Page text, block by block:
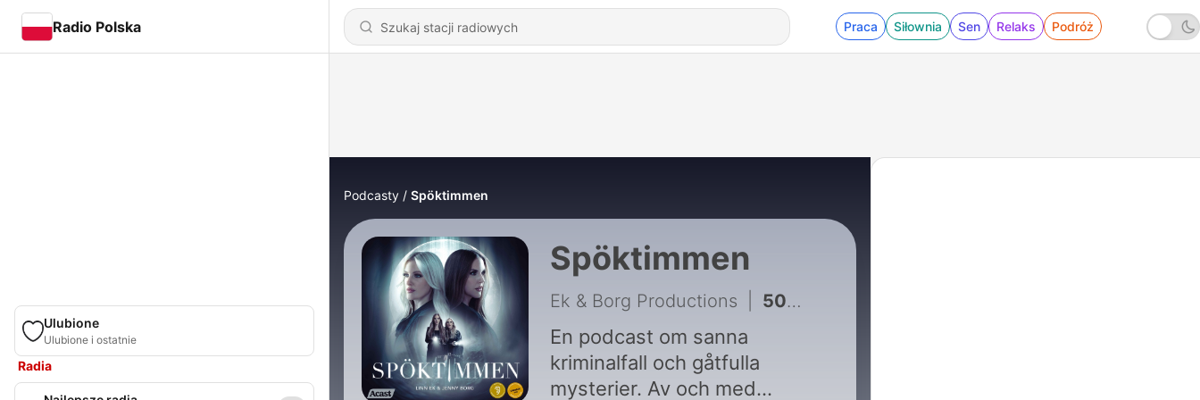
Radio Polska Praca Siłownia Sen Relaks Podróż
Ulubione
Ulubione i ostatnie
Radia
Podcasty Spöktimmen
Spöktimmen
Ek & Borg Productions 504 - Stalkers 5 (REPRIS)
En podcast om sanna
kriminalfall och gåtfulla
mysterier. Av och med